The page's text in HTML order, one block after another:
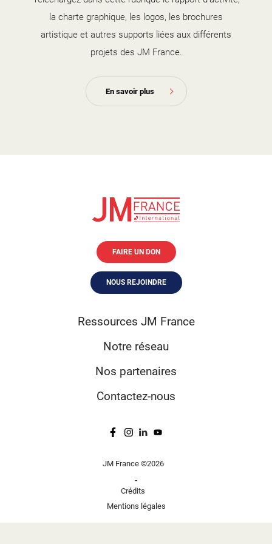
la charte graphique, les logos, les brochures
artistique et autres supports liées aux différents
projets des JM France.
En savoir plus
FAIRE UN DON
NOUS REJOINDRE
Ressources JM France
Notre réseau
Nos partenaires
Contactez-nous
JM France ©2026
-
Crédits
Mentions légales